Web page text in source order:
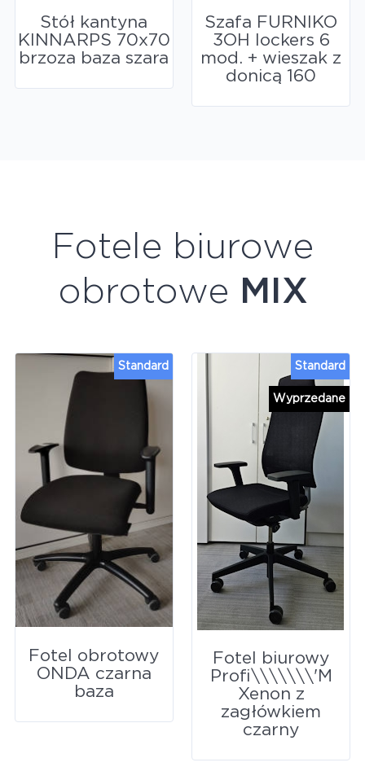
Stół kantyna
KINNARPS 70x70
brzoza baza szara
Szafa FURNIKO
3OH lockers 6
mod. + wieszak z
donicą 160
Fotele biurowe
obrotowe MIX
Standard
Fotel obrotowy
ONDA czarna
baza
Wyprzedane
Standard
Fotel biurowy
Profi\\\\\\\'M
Xenon z
zagłówkiem
czarny